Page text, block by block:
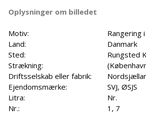
Oplysninger om billedet
Motiv:
Rangering
Land:
Danmark
Sted:
Rungsted
Strækning:
Driftsselskab eller fabrik:
Ejendomsmærke:
SVJ, ØSJS
Litra:
Nr.
Nr.:
1, 7